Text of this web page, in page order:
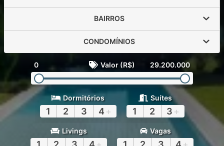
BAIRROS
CONDOMÍNIOS
0 Valor (R$) 29.200.000
Dormitórios
1 2 3 4 +
Suítes
1 2 3 +
Livings Vagas